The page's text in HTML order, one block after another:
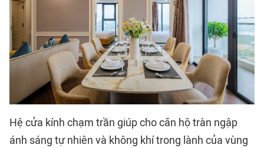
Hệ cửa kính chạm trần giúp cho căn hộ tràn ngập
ánh sáng tự nhiên và không khí trong lành của vùng